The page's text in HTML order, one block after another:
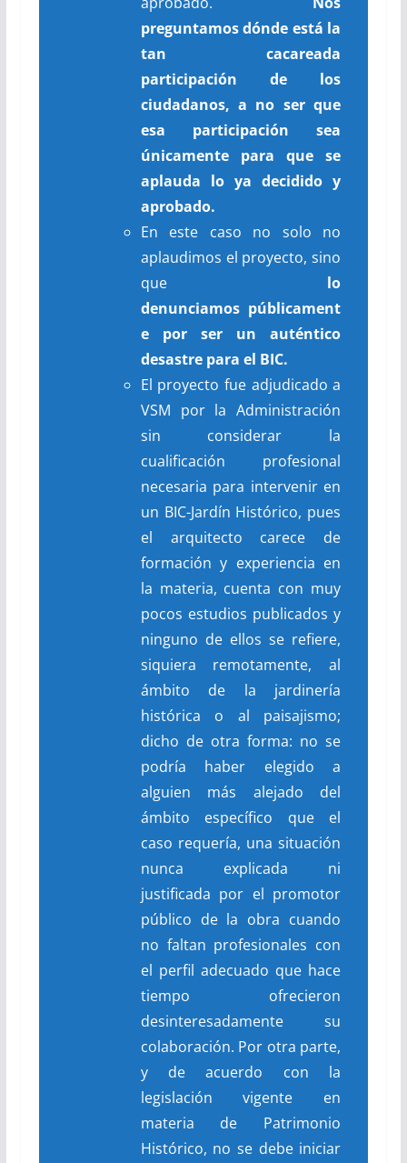
preguntamos dónde está la
tan cacareada
participación de los
ciudadanos, a no ser que
esa participación sea
únicamente para que se
aplauda lo ya decidido y
aprobado.
En este caso no solo no
aplaudimos el proyecto, sino
que
lo
denunciamos públicament
epor ser un auténtico
desastre para el BIC.
El proyecto fue adjudicado a
VSM por la Administración
sin considerar la
cualificación profesional
necesaria para intervenir en
un BIC-Jardín Histórico, pues
el arquitecto carece de
formación y experiencia en
la materia, cuenta con muy
pocos estudios publicados y
ninguno de ellos se refiere,
siquiera remotamente, al
ámbito de la jardinería
histórica o al paisajismo;
dicho de otra forma: no se
podría haber elegido a
alguien más alejado del
ámbito específico que el
caso requería, una situación
nunca explicada ni
justificada por el promotor
público de la obra cuando
no faltan profesionales con
el perfil adecuado que hace
tiempo ofrecieron
desinteresadamente su
colaboración. Por otra parte,
y de acuerdo con la
legislación vigente en
materia de Patrimonio
Histórico, no se debe iniciar